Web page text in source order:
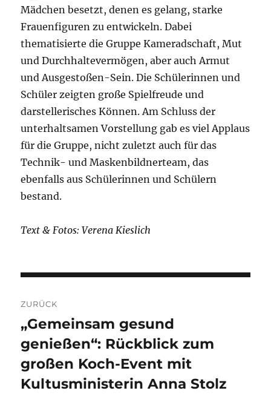
Mädchen besetzt, denen es gelang, starke
Frauenfiguren zu entwickeln. Dabei
thematisierte die Gruppe Kameradschaft, Mut
und Durchhaltevermögen, aber auch Armut
und Ausgestoßen-Sein. Die Schülerinnen und
Schüler zeigten große Spielfreude und
darstellerisches Können. Am Schluss der
unterhaltsamen Vorstellung gab es viel Applaus
für die Gruppe, nicht zuletzt auch für das
Technik- und Maskenbildnerteam, das
ebenfalls aus Schülerinnen und Schülern
bestand.
Text & Fotos: Verena Kieslich
ZURÜCK
Vorheriger
Beitrag:
„Gemeinsam gesund
genießen“: Rückblick zum
großen Koch-Event mit
Kultusministerin Anna Stolz